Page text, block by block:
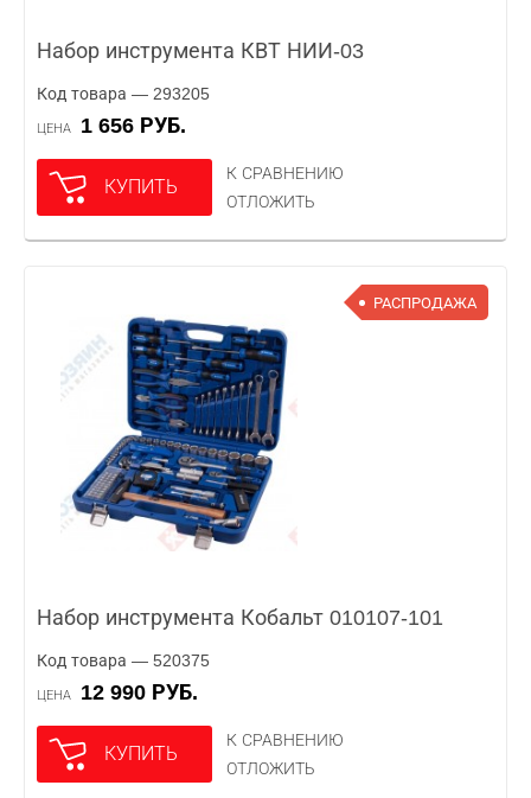
Набор инструмента КВТ НИИ-03
Код товара — 293205
ЦЕНА 1 656 РУБ.
КУПИТЬ
К СРАВНЕНИЮ
ОТЛОЖИТЬ
РАСПРОДАЖА
Набор инструмента Кобальт 010107-101
Код товара — 520375
ЦЕНА 12 990 РУБ.
КУПИТЬ
К СРАВНЕНИЮ
ОТЛОЖИТЬ